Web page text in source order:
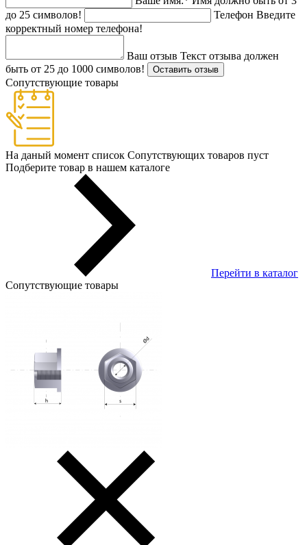
до 25 символов!
Телефон Введите
корректный номер телефона!
Ваш отзыв Текст отзыва должен
быть от 25 до 1000 символов!
Оставить отзыв
Сопутствующие товары
На даный момент список Сопутствующих товаров пуст
Подберите товар в нашем каталоге
Перейти в каталог
Сопутствующие товары